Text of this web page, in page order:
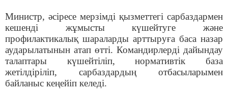
Министр, әсіресе мерзімді қызметтегі сарбаздармен
кешенді жұмысты күшейтуге және
профилактикалық шараларды арттыруға баса назар
аударылатынын атап өтті. Командирлерді дайындау
талаптары күшейтіліп, нормативтік база
жетілдіріліп, сарбаздардың отбасыларымен
байланыс кеңейіп келеді.